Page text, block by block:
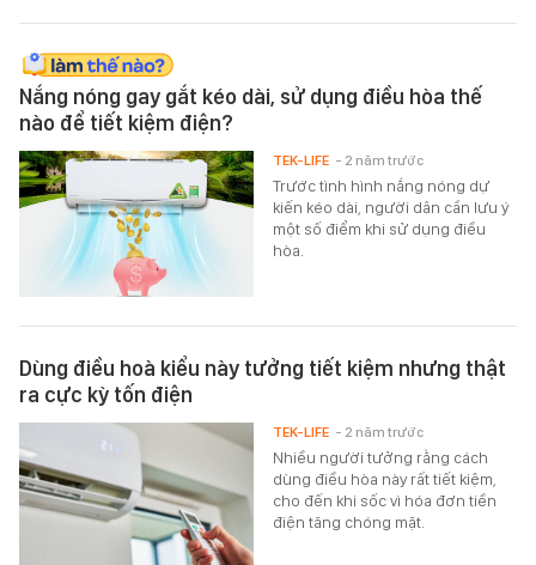
Nắng nóng gay gắt kéo dài, sử dụng điều hòa thế
nào để tiết kiệm điện?
Trước tình hình nắng nóng dự
kiến kéo dài, người dân cần lưu ý
một số điểm khi sử dụng điều
hòa.
TEK-LIFE - 2 năm trước
Dùng điều hoà kiểu này tưởng tiết kiệm nhưng thật
ra cực kỳ tốn điện
Nhiều người tưởng rằng cách
dùng điều hòa này rất tiết kiệm,
cho đến khi sốc vì hóa đơn tiền
điện tăng chóng mặt.
TEK-LIFE - 2 năm trước